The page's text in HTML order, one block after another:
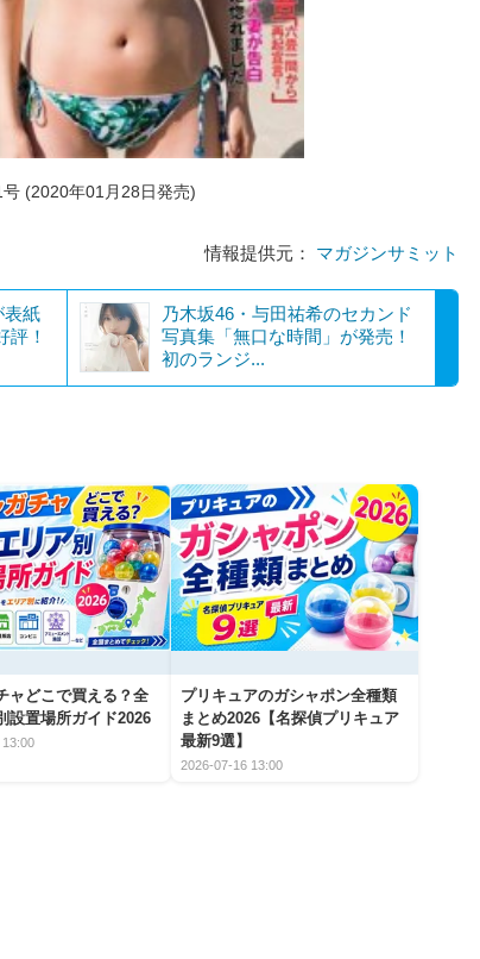
(2020年01月28日発売)
情報提供元： マガジンサミット
表紙
評！
乃木坂46・与田祐希のセカンド
写真集「無口な時間」が発売！
初のランジ...
ャどこで買える？全
設置場所ガイド2026
プリキュアのガシャポン全種類
まとめ2026【名探偵プリキュア
最新9選】
2026-07-16 13:00